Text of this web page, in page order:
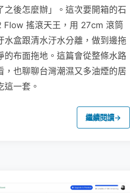
之後怎麼辦」。這次要開箱的石
Flow 搖滾天王，用 27cm 滾筒
水盒跟清水汙水分離，做到邊拖
的布面拖地。這篇會從整條水路
，也聊聊台灣潮濕又多油煙的居
這一套。
繼續閱讀→